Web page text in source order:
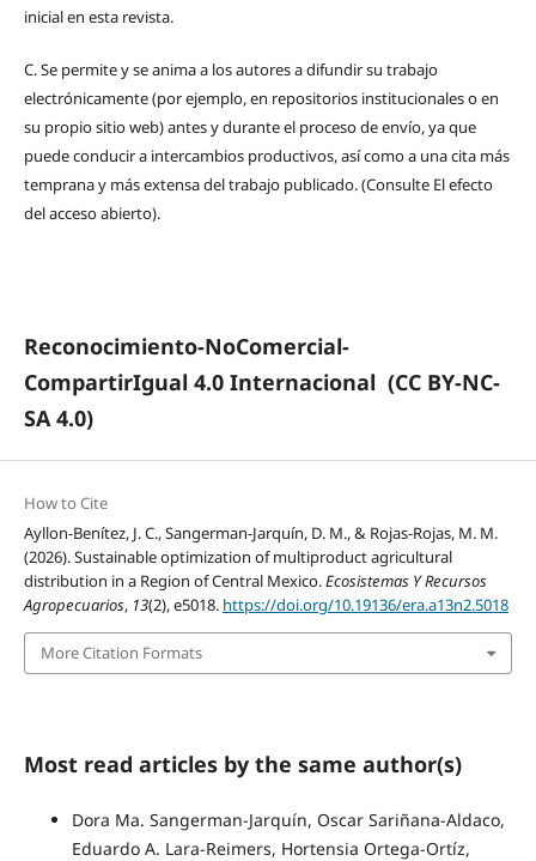
inicial en esta revista.
C.Se permite y se anima a los autores a difundir su trabajo
electrónicamente (por ejemplo, en repositorios institucionales o en
su propio sitio web) antes y durante el proceso de envío, ya que
puede conducir a intercambios productivos, así como a una cita más
temprana y más extensa del trabajo publicado. (Consulte El efecto
del acceso abierto).
Reconocimiento-NoComercial-
CompartirIgual 4.0 Internacional (CC BY-NC-
SA 4.0)
How to Cite
Ayllon-Benítez, J. C., Sangerman-Jarquín, D. M., & Rojas-Rojas, M. M.
(2026). Sustainable optimization of multiproduct agricultural
distribution in a Region of Central Mexico.Ecosistemas Y Recursos
Agropecuarios, 13(2), e5018. https://doi.org/10.19136/era.a13n2.5018
More Citation Formats
Most read articles by the same author(s)
Dora Ma. Sangerman-Jarquín, Oscar Sariñana-Aldaco,
Eduardo A. Lara-Reimers, Hortensia Ortega-Ortíz,